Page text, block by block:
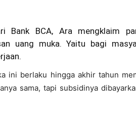
Bank BCA, Ara mengklaim
uang muka. Yaitu bagi
ini berlaku hingga akhir tahun
sama, tapi subsidinya